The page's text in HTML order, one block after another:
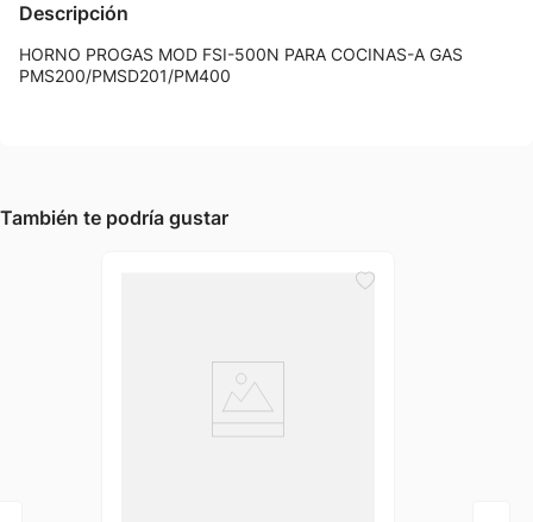
Descripción
HORNO PROGAS MOD FSI-500N PARA COCINAS-A GAS
PMS200/PMSD201/PM400
También te podría gustar